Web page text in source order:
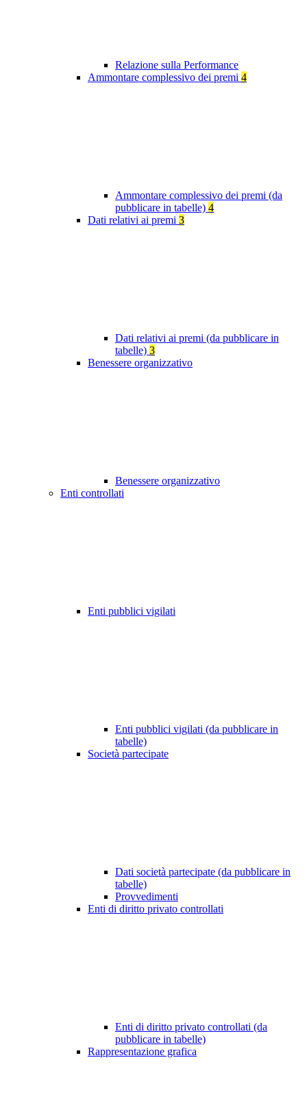
Relazione sulla Performance
Ammontare complessivo dei premi 4
Ammontare complessivo dei premi (da
pubblicare in tabelle) 4
Dati relativi ai premi 3
Dati relativi ai premi (da pubblicare in
tabelle) 3
Benessere organizzativo
Benessere organizzativo
Enti controllati
Enti pubblici vigilati
Enti pubblici vigilati (da pubblicare in
tabelle)
Società partecipate
Dati società partecipate (da pubblicare in
tabelle)
Provvedimenti
Enti di diritto privato controllati
Enti di diritto privato controllati (da
pubblicare in tabelle)
Rappresentazione grafica